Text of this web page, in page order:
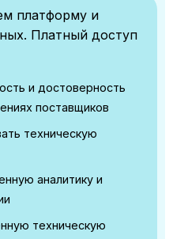
платформу и
Платный доступ
и достоверность
поставщиков
техническую
аналитику и
техническую